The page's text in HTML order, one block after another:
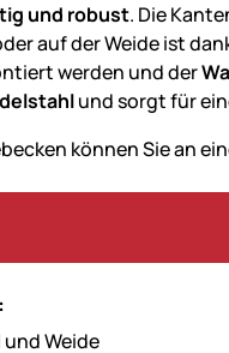
und robust. Die
auf der Weide ist
werden und der
und sorgt für
können Sie an
Weide